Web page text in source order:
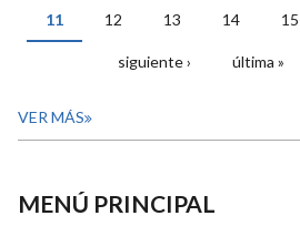
11 12 13 14 15
siguiente › última »
VER MÁS
MENÚ PRINCIPAL